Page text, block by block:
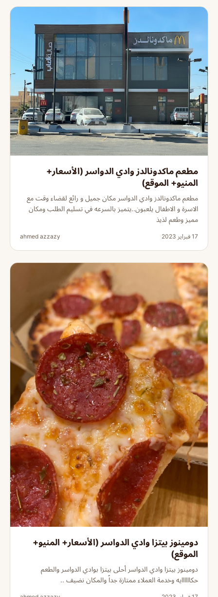
مطعم ماكدونالدز وادي الدواسر (الأسعار+
المنيو+ الموقع)
مطعم ماكدونالدز وادي الدواسر مكان جميل و رائع لقضاء وقت مع
الاسرة و الاطفال يلعبون..يتميز بالسرعه في تسليم الطلب ومكان
مميز وطعم لذيذ
17 فبراير 2023 ahmed azzazy
دومينوز بيتزا وادي الدواسر (الأسعار+ المنيو+
الموقع)
دومينوز بيتزا وادي الدواسر أحلى بيتزا بوادي الدواسر والطعم
حكاااااايه وخدمة العملاء ممتازة جداً والمكان نضيف ..